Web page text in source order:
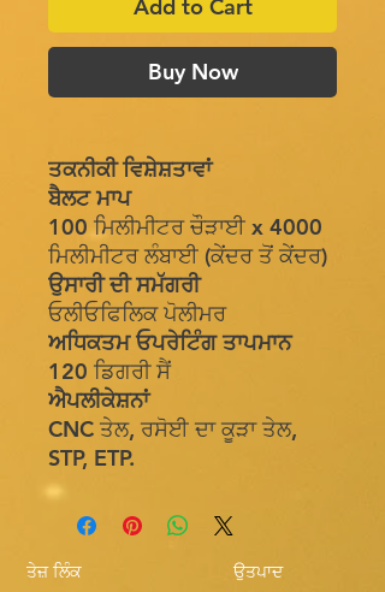
Add to Cart
Buy Now
ਤਕਨੀਕੀ ਵਿਸ਼ੇਸ਼ਤਾਵਾਂ
ਬੈਲਟ ਮਾਪ
100 ਮਿਲੀਮੀਟਰ ਚੌੜਾਈ x 4000
ਮਿਲੀਮੀਟਰ ਲੰਬਾਈ (ਕੇਂਦਰ ਤੋਂ ਕੇਂਦਰ)
ਉਸਾਰੀ ਦੀ ਸਮੱਗਰੀ
ਓਲੀਓਫਿਲਿਕ ਪੋਲੀਮਰ
ਅਧਿਕਤਮ ਓਪਰੇਟਿੰਗ ਤਾਪਮਾਨ
120 ਡਿਗਰੀ ਸੈਂ
ਐਪਲੀਕੇਸ਼ਨਾਂ
CNC ਤੇਲ, ਰਸੋਈ ਦਾ ਕੂੜਾ ਤੇਲ,
STP, ETP.
ਤੇਜ਼ ਲਿੰਕ ਉਤਪਾਦ